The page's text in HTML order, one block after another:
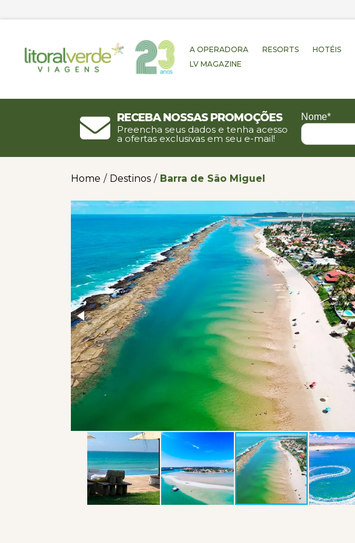
A OPERADORA RESORTS HOTÉIS
LV MAGAZINE
Receba nossas promoções
Preencha seus dados e tenha acesso
a ofertas exclusivas em seu e-mail!
Nome*
Home / Destinos / Barra de São Miguel